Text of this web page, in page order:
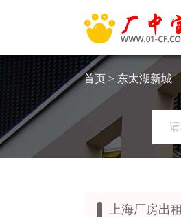
首页 > 东太湖新城
上海厂房出租